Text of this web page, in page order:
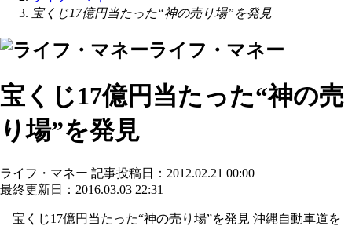
宝くじ17億円当たった“神の売り場”を発見
ライフ・マネー
宝くじ17億円当たった“神の売
り場”を発見
ライフ・マネー 記事投稿日：2012.02.21 00:00
最終更新日：2016.03.03 22:31
宝くじ17億円当たった“神の売り場”を発見 沖縄自動車道を